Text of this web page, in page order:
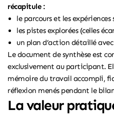
récapitule :
le parcours et les
les pistes explorées (celles
un plan d’action détaillé
Le document de synthèse est
exclusivement au participant.
mémoire du travail accompli,
réflexion menés pendant le
La valeur